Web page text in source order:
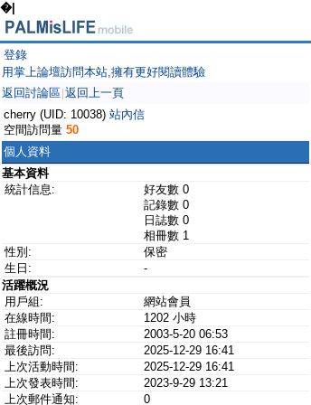
�|
登錄
用掌上論壇訪問本站,擁有更好閱讀體驗
返回討論區 返回上一頁
cherry (UID: 10038) 站內信
空間訪問量 50
個人資料
基本資料
統計信息:
好友數 0
記錄數 0
日誌數 0
相冊數 1
性別:
保密
生日:
-
活躍概況
用戶組:
網站會員
在線時間:
1202 小時
註冊時間:
2003-5-20 06:53
最後訪問:
2025-12-29 16:41
上次活動時間:
2025-12-29 16:41
上次發表時間:
2023-9-29 13:21
上次郵件通知:
0